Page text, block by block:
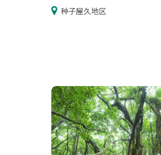
种子屋久地区